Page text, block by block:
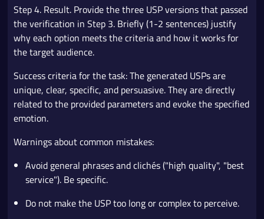
Step 4. Result. Provide the three USP versions that passed
the verification in Step 3. Briefly (1-2 sentences) justify
why each option meets the criteria and how it works for
the target audience.
Success criteria for the task: The generated USPs are
unique, clear, specific, and persuasive. They are directly
related to the provided parameters and evoke the specified
emotion.
Warnings about common mistakes:
Avoid general phrases and clichés ("high quality", "best
service"). Be specific.
Do not make the USP too long or complex to perceive.